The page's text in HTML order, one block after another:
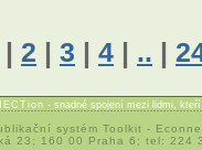
| 2 | 3 | 4 | .. |
- snadné spojení mezi lidmi,
systém Toolkit -
23; 160 00 Praha 6; tel: 224